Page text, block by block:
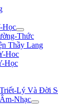
Học
Thức
Thầy Lang
Hoc
Học
Lý Và Đời
Nhạc